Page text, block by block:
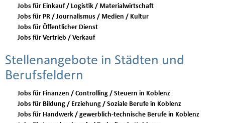
Jobs für Einkauf / Logistik / Materialwirtschaft
Jobs für PR / Journalismus / Medien / Kultur
Jobs für Öffentlicher Dienst
Jobs für Vertrieb / Verkauf
Stellenangebote in Städten und
Berufsfeldern
Jobs für Finanzen / Controlling / Steuern in Koblenz
Jobs für Bildung / Erziehung / Soziale Berufe in Koblenz
Jobs für Handwerk / gewerblich-technische Berufe in Koblenz